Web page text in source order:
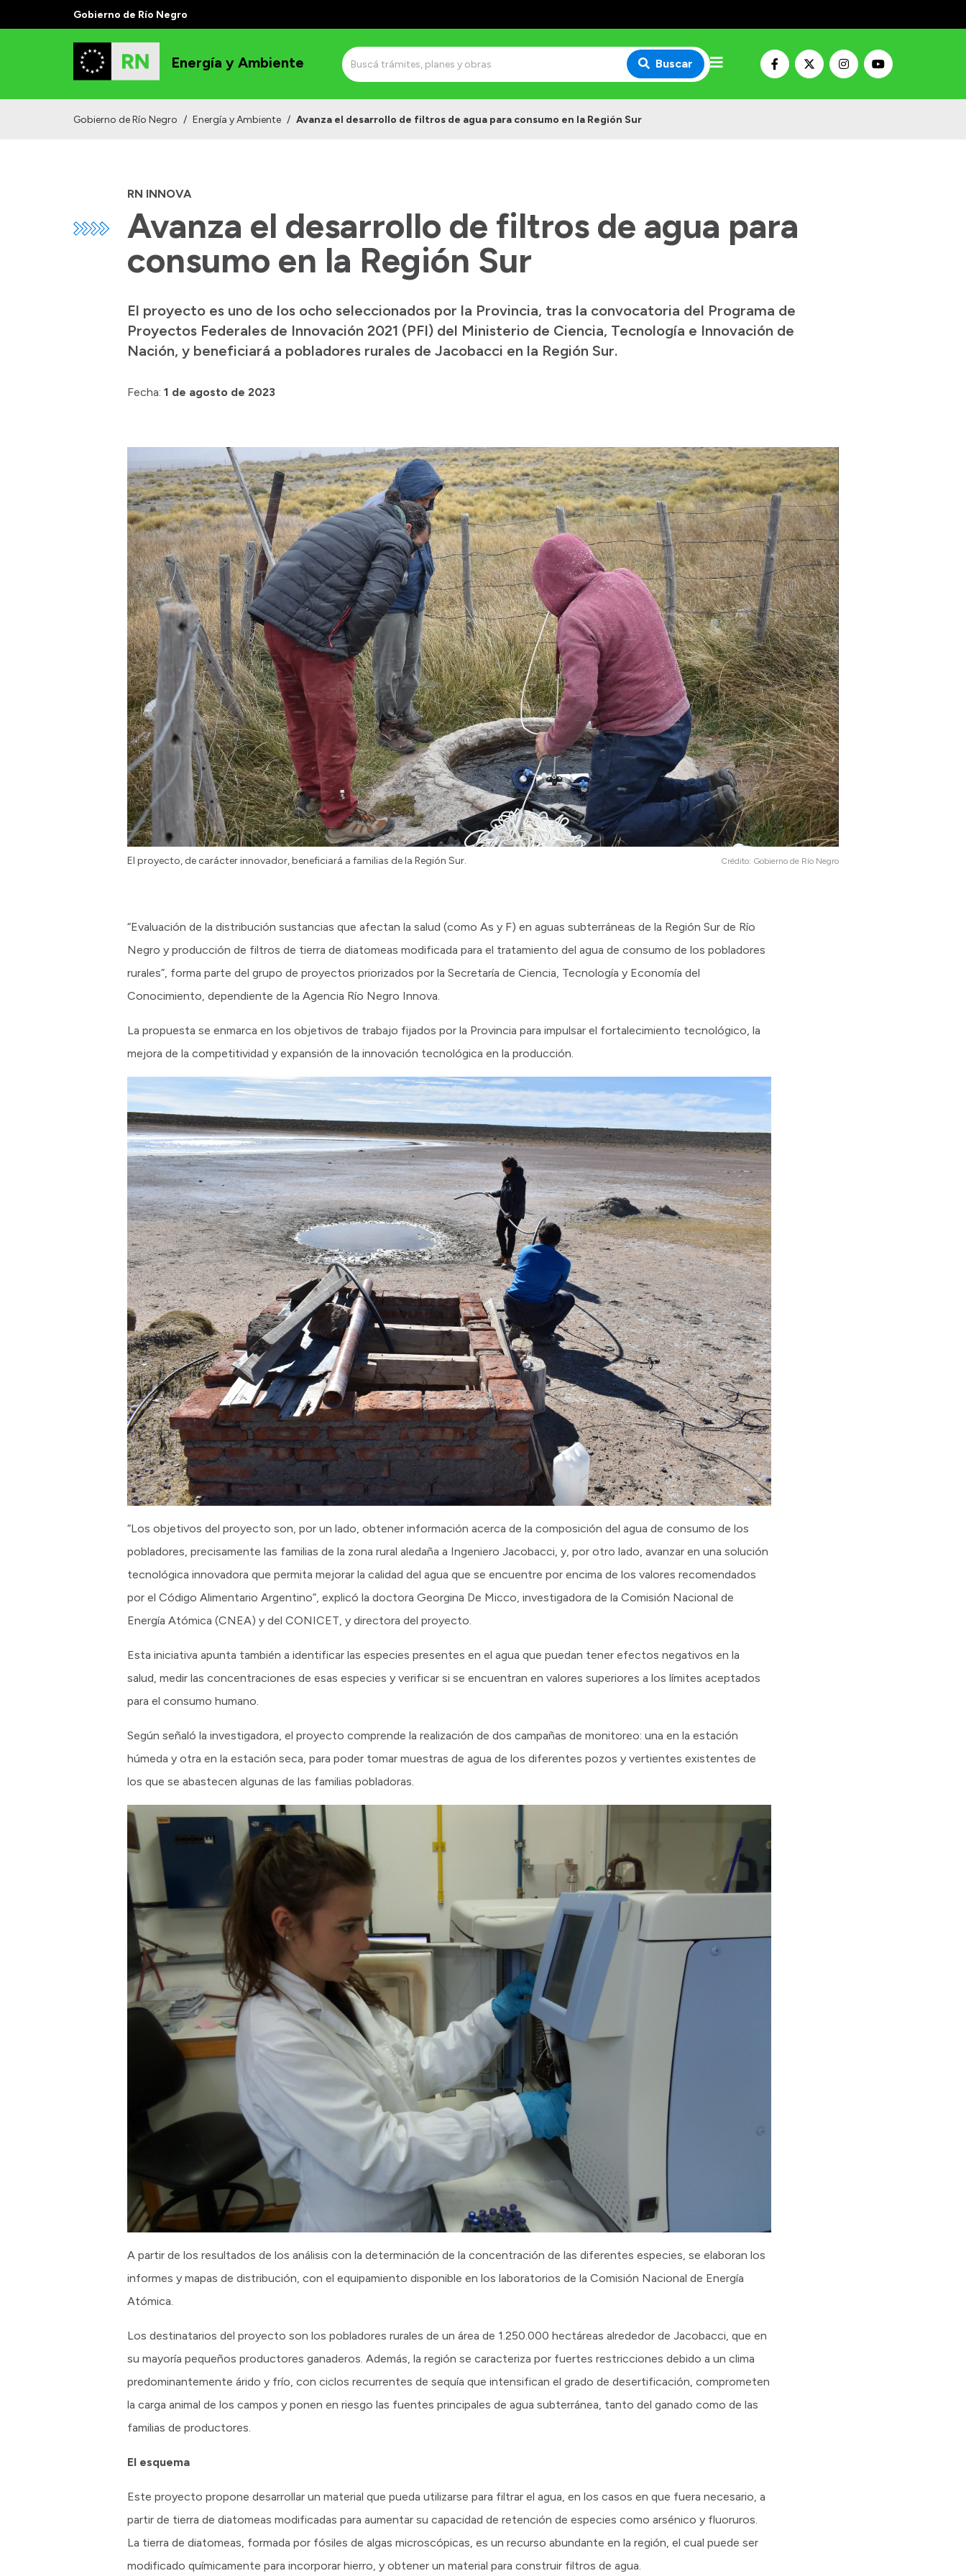
Gobierno de Río Negro
Energía y Ambiente Buscar
Gobierno de Río Negro / Energía y Ambiente / Avanza el desarrollo de filtros de agua para consumo en la Región Sur
RN INNOVA
Avanza el desarrollo de filtros de agua para
consumo en la Región Sur
El proyecto es uno de los ocho seleccionados por la Provincia, tras la convocatoria del Programa de
Proyectos Federales de Innovación 2021 (PFI) del Ministerio de Ciencia, Tecnología e Innovación de
Nación, y beneficiará a pobladores rurales de Jacobacci en la Región Sur.
Fecha: 1 de agosto de 2023
El proyecto, de carácter innovador, beneficiará a familias de la Región Sur. Crédito: Gobierno de Río Negro
“Evaluación de la distribución sustancias que afectan la salud (como As y F) en aguas subterráneas de la Región Sur de Río
Negro y producción de filtros de tierra de diatomeas modificada para el tratamiento del agua de consumo de los pobladores
rurales”, forma parte del grupo de proyectos priorizados por la Secretaría de Ciencia, Tecnología y Economía del
Conocimiento, dependiente de la Agencia Río Negro Innova.
La propuesta se enmarca en los objetivos de trabajo fijados por la Provincia para impulsar el fortalecimiento tecnológico, la
mejora de la competitividad y expansión de la innovación tecnológica en la producción.
“Los objetivos del proyecto son, por un lado, obtener información acerca de la composición del agua de consumo de los
pobladores, precisamente las familias de la zona rural aledaña a Ingeniero Jacobacci, y, por otro lado, avanzar en una solución
tecnológica innovadora que permita mejorar la calidad del agua que se encuentre por encima de los valores recomendados
por el Código Alimentario Argentino”, explicó la doctora Georgina De Micco, investigadora de la Comisión Nacional de
Energía Atómica (CNEA) y del CONICET, y directora del proyecto.
Esta iniciativa apunta también a identificar las especies presentes en el agua que puedan tener efectos negativos en la
salud, medir las concentraciones de esas especies y verificar si se encuentran en valores superiores a los límites aceptados
para el consumo humano.
Según señaló la investigadora, el proyecto comprende la realización de dos campañas de monitoreo: una en la estación
húmeda y otra en la estación seca, para poder tomar muestras de agua de los diferentes pozos y vertientes existentes de
los que se abastecen algunas de las familias pobladoras.
A partir de los resultados de los análisis con la determinación de la concentración de las diferentes especies, se elaboran los
informes y mapas de distribución, con el equipamiento disponible en los laboratorios de la Comisión Nacional de Energía
Atómica.
Los destinatarios del proyecto son los pobladores rurales de un área de 1.250.000 hectáreas alrededor de Jacobacci, que en
su mayoría pequeños productores ganaderos. Además, la región se caracteriza por fuertes restricciones debido a un clima
predominantemente árido y frío, con ciclos recurrentes de sequía que intensifican el grado de desertificación, comprometen
la carga animal de los campos y ponen en riesgo las fuentes principales de agua subterránea, tanto del ganado como de las
familias de productores.
El esquema
Este proyecto propone desarrollar un material que pueda utilizarse para filtrar el agua, en los casos en que fuera necesario, a
partir de tierra de diatomeas modificadas para aumentar su capacidad de retención de especies como arsénico y fluoruros.
La tierra de diatomeas, formada por fósiles de algas microscópicas, es un recurso abundante en la región, el cual puede ser
modificado químicamente para incorporar hierro, y obtener un material para construir filtros de agua.